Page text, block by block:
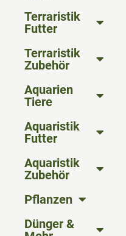
Terraristik
Futter
Terraristik
Zubehör
Aquarien
Tiere
Aquaristik
Futter
Aquaristik
Zubehör
Pflanzen
Dünger &